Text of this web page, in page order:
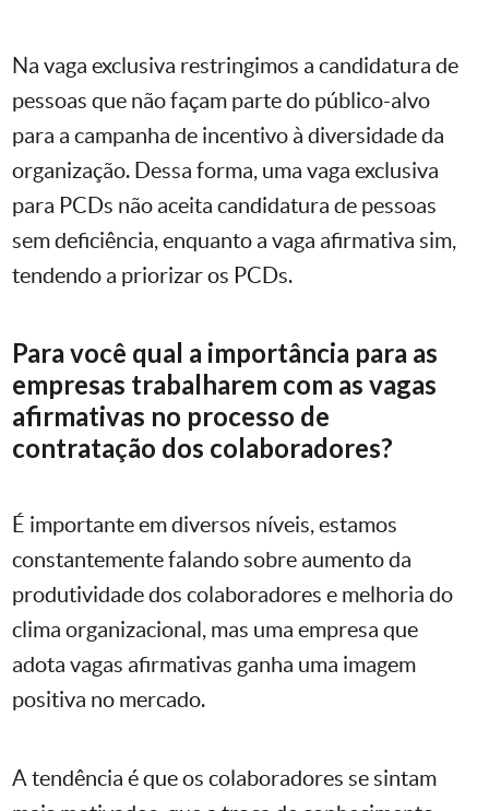
Na vaga exclusiva restringimos a candidatura de
pessoas que não façam parte do público-alvo
para a campanha de incentivo à diversidade da
organização. Dessa forma, uma vaga exclusiva
para PCDs não aceita candidatura de pessoas
sem deficiência, enquanto a vaga afirmativa sim,
tendendo a priorizar os PCDs.
Para você qual a importância para as
empresas trabalharem com as vagas
afirmativas no processo de
contratação dos colaboradores?
É importante em diversos níveis, estamos
constantemente falando sobre aumento da
produtividade dos colaboradores e melhoria do
clima organizacional, mas uma empresa que
adota vagas afirmativas ganha uma imagem
positiva no mercado.
A tendência é que os colaboradores se sintam